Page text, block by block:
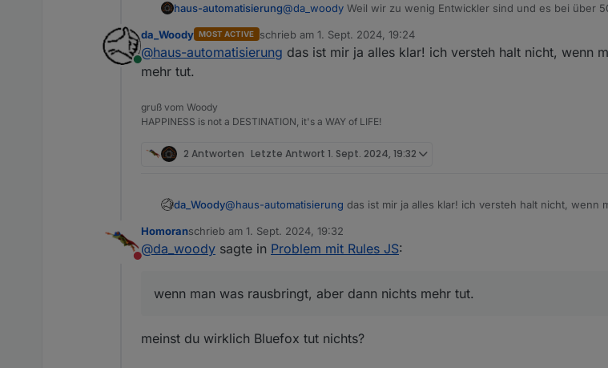
haus-automatisierung@da_woody Weil wir zu wenig Entwickler sind und es bei über
Plan.
Online
da_Woody MOST ACTIVE schrieb am 1. Sept. 2024, 19:24
zuletzt editiert von
@haus-automatisierung das ist mir ja alles klar! ich versteh halt nicht, wenn
mehr tut.
gruß vom Woody
HAPPINESS is not a DESTINATION, it's a WAY of LIFE!
2 Antworten Letzte Antwort 1. Sept. 2024, 19:32
da_Woody@haus-automatisierung das ist mir ja alles klar! ich versteh halt nicht, wenn
Nicht stören
Homoranschrieb am 1. Sept. 2024, 19:32
zuletzt editiert von
@da_woody sagte in Problem mit Rules JS:
wenn man was rausbringt, aber dann nichts mehr tut.
meinst du wirklich Bluefox tut nichts?